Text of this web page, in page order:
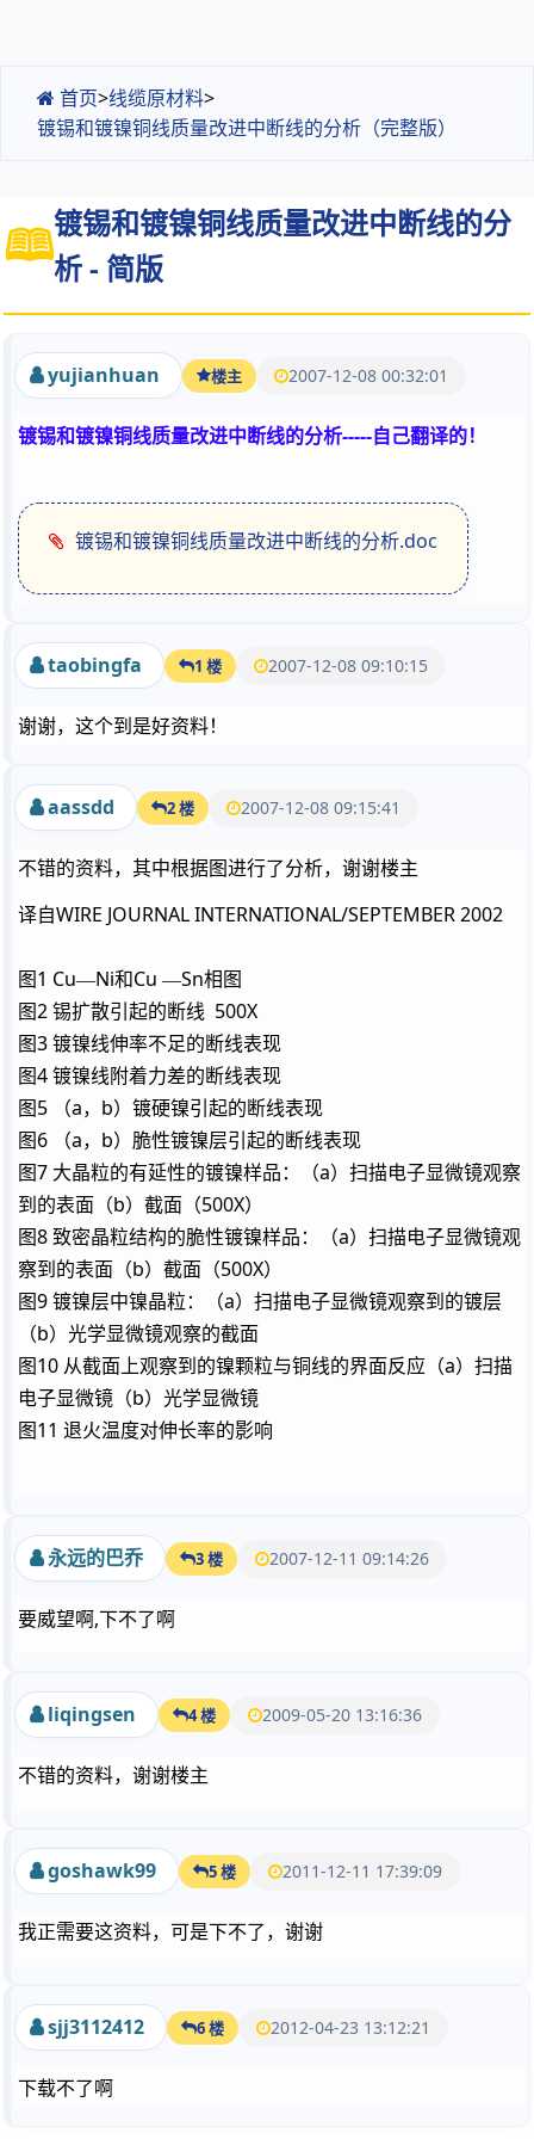
首页>线缆原材料>
镀锡和镀镍铜线质量改进中断线的分析（完整版）
镀锡和镀镍铜线质量改进中断线的分
析 - 简版
yujianhuan 楼主 2007-12-08 00:32:01
镀锡和镀镍铜线质量改进中断线的分析-----自己翻译的！
镀锡和镀镍铜线质量改进中断线的分析.doc
taobingfa 1 楼 2007-12-08 09:10:15
谢谢，这个到是好资料！
aassdd 2 楼 2007-12-08 09:15:41
不错的资料，其中根据图进行了分析，谢谢楼主
译自WIRE JOURNAL INTERNATIONAL/SEPTEMBER 2002
图 1 Cu—Ni和Cu —Sn相图
图2 锡扩散引起的断线 500X
图3 镀镍线伸率不足的断线表现
图4 镀镍线附着力差的断线表现
图 5 （a， b）镀硬镍引起的断线表现
图 6 （a， b）脆性镀镍层引起的断线表现
图7 大晶粒的有延性的镀镍样品：（a）扫描电子显微镜观察
到的表面（b）截面（500X）
图8 致密晶粒结构的脆性镀镍样品：（a）扫描电子显微镜观
察到的表面（b）截面（500X）
图9 镀镍层中镍晶粒：（a）扫描电子显微镜观察到的镀层
（b）光学显微镜观察的截面
图 10 从截面上观察到的镍颗粒与铜线的界面反应（a）扫描
电子显微镜（b）光学显微镜
图 11 退火温度对伸长率的影响
永远的巴乔 3 楼 2007-12-11 09:14:26
要威望啊,下不了啊
liqingsen 4 楼 2009-05-20 13:16:36
不错的资料，谢谢楼主
goshawk99 5 楼 2011-12-11 17:39:09
我正需要这资料，可是下不了，谢谢
sjj3112412 6 楼 2012-04-23 13:12:21
下载不了啊